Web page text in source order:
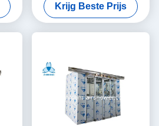
Autoschuifdeuren
Krijg Beste Prijs